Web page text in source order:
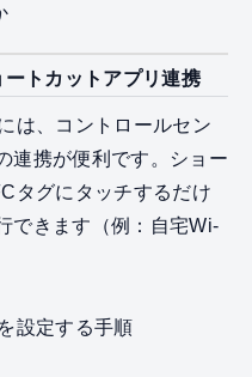
トカットアプリ連携
は、コントロールセン
連携が便利です。ショー
タグにタッチするだけ
できます（例：自宅Wi-
設定する手順